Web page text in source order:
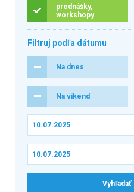
prednášky,
workshopy
Filtruj podľa dátumu
Na dnes
Na víkend